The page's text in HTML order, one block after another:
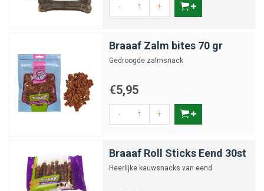
- +
Braaaf Zalm bites 70 gr
Gedroogde zalmsnack
€5,95
- +
Braaaf Roll Sticks Eend 30st
Heerlijke kauwsnacks van eend